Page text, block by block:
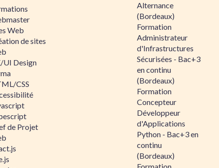
Web
de sites
UI Design
CSS
de Projet
Alternance
(Bordeaux)
Formation
Administrateur
d'Infrastructures
Sécurisées - Bac+3
en continu
(Bordeaux)
Formation
Concepteur
Développeur
d'Applications
Python - Bac+3 en
continu
(Bordeaux)